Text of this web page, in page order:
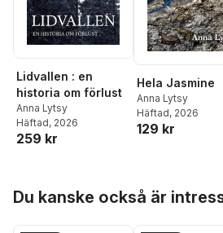
Lidvallen : en
historia om förlust
Anna Lytsy
Häftad, 2026
259 kr
Hela Jasmine
Anna Lytsy
Häftad, 2026
129 kr
Du kanske också är